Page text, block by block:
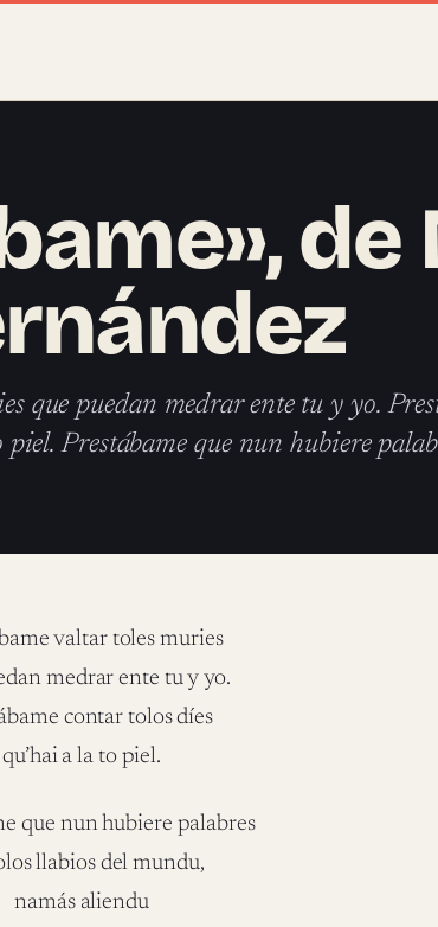
de
que puedan medrar ente tu y yo.
Prestábame que nun hubiere
valtar toles muries
medrar ente tu y yo.
contar tolos díes
qu’hai a la to piel.
que nun hubiere palabres
llabios del mundu,
namás aliendu